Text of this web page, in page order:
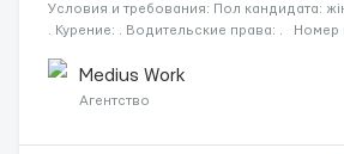
Условия и требования: Пол кандидата:
. Курение: . Водительские права: . Номер
Укр...Medius Work
Агентство